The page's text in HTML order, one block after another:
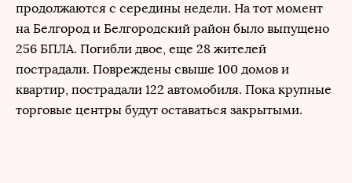
продолжаются с середины недели. На тот момент
на Белгород и Белгородский район было выпущено
256 БПЛА. Погибли двое, еще 28 жителей
пострадали. Повреждены свыше 100 домов и
квартир, пострадали 122 автомобиля. Пока крупные
торговые центры будут оставаться закрытыми.